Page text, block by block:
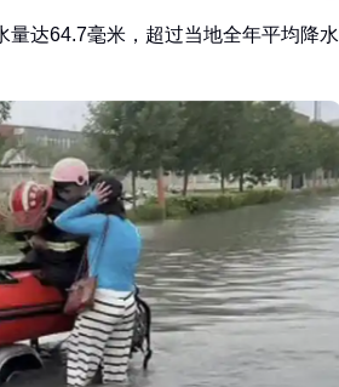
达64.7毫米，超过当地全年平均降水